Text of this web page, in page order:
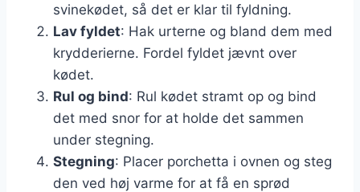
svinekødet, så det er klar til fyldning.
Lav fyldet: Hak urterne og bland dem med
krydderierne. Fordel fyldet jævnt over
kødet.
Rul og bind: Rul kødet stramt op og bind
det med snor for at holde det sammen
under stegning.
Stegning: Placer porchetta i ovnen og steg
den ved høj varme for at få en sprød